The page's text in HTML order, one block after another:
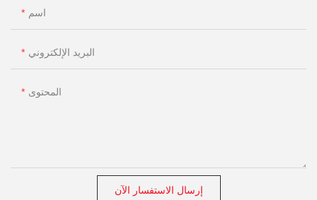
اسم
البريد الإلكتروني
المحتوى
إرسال الاستفسار الآن